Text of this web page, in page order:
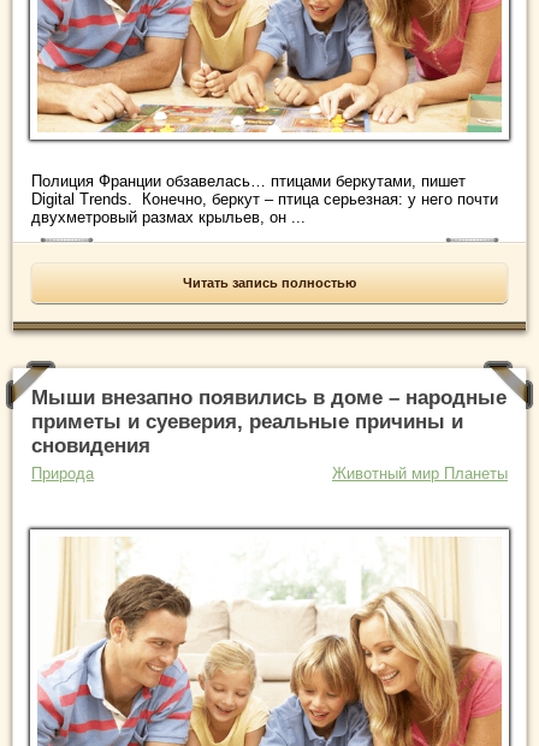
Полиция Франции обзавелась… птицами беркутами, пишет
Digital Trends. Конечно, беркут – птица серьезная: у него почти
двухметровый размах крыльев, он ...
Читать запись полностью
Мыши внезапно появились в доме – народные
приметы и суеверия, реальные причины и
сновидения
Природа Животный мир Планеты